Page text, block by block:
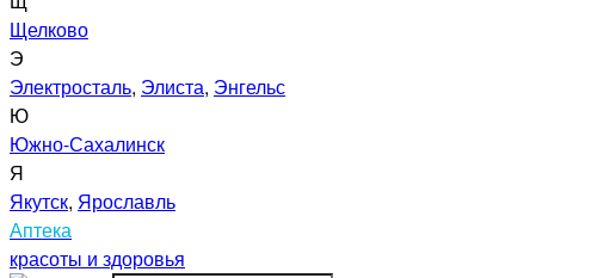
Щелково
Э
Электросталь, Элиста, Энгельс
Ю
Южно-Сахалинск
Я
Якутск, Ярославль
Аптека
красоты и здоровья